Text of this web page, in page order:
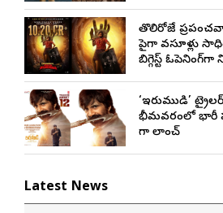
తొలిరోజే
పైగా వసూళ్లు
బిగ్గెస్ట్
‘ఇరుముడి’
భీమవరంలో భారీ
గా లాంచ్
Latest News